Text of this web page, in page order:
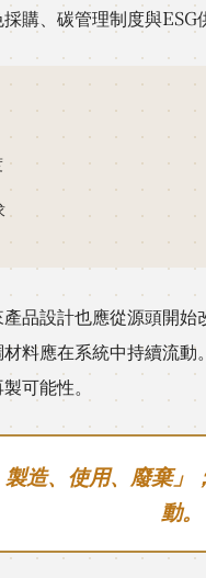
購、碳管理制度與ESG
品設計也應從源頭開
料應在系統中持續流動
可能性。
造、使用、廢棄」
動。